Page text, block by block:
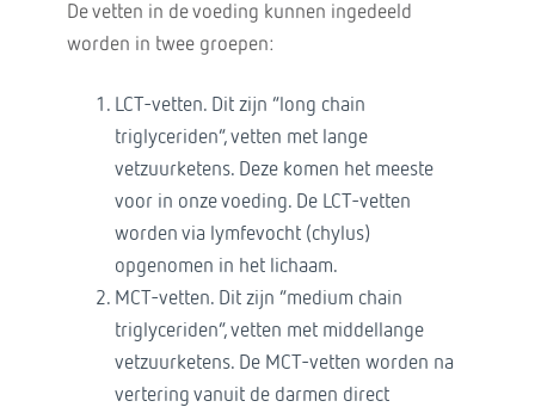
De vetten in de voeding kunnen ingedeeld
worden in twee groepen:
LCT-vetten. Dit zijn “long chain
triglyceriden”, vetten met lange
vetzuurketens. Deze komen het meeste
voor in onze voeding. De LCT-vetten
worden via lymfevocht (chylus)
opgenomen in het lichaam.
MCT-vetten. Dit zijn “medium chain
triglyceriden”, vetten met middellange
vetzuurketens. De MCT-vetten worden na
vertering vanuit de darmen direct